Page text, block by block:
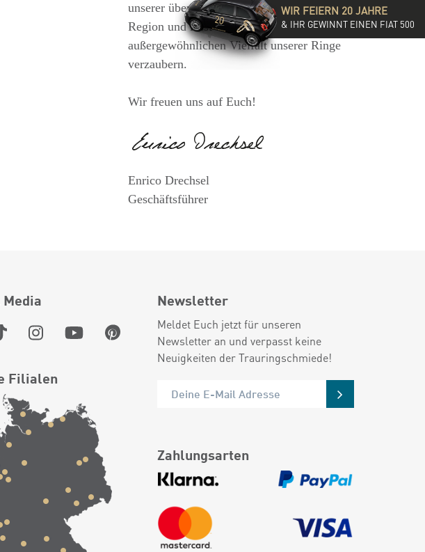
unserer über 35 Filialen in der DACH-
Region und lasst Euch von der
außergewöhnlichen Vielfalt unserer Ringe
verzaubern.
Wir freuen uns auf Euch!
Enrico Drechsel
Geschäftsführer
Filialen
Newsletter
Meldet Euch jetzt für unseren
Newsletter an und verpasst keine
Neuigkeiten der Trauringschmiede!
Zahlungsarten
WIR FEIERN 20 JAHRE
& IHR GEWINNT EINEN FIAT 500